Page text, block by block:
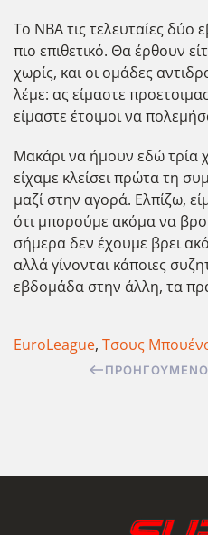
Το NBA τις τελευταίες δύο
πιο επιθετικό. Θα έρθουν
χωρίς, και οι ομάδες
λέμε: ας είμαστε
είμαστε έτοιμοι να
Μακάρι να ήμουν εδώ τρία
είχαμε κλείσει πρώτα τη
μαζί στην αγορά. Ελπίζω,
ότι μπορούμε ακόμα να
σήμερα δεν έχουμε βρει
αλλά γίνονται κάποιες
εβδομάδα στην άλλη, τα
EuroLeague, Τσους
ΠΡΟΗΓΟΎΜΕΝΟ